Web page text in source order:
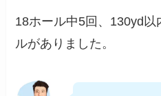
18ホール中5回、130yd
ルがありました。